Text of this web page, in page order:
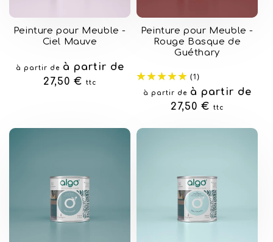
Peinture pour Meuble -
Ciel Mauve
Prix
habituel
à partir de
à partir de
27,50 €
ttc
Peinture pour Meuble -
Rouge Basque de
Guéthary
(1)
Prix
habituel
à partir de
à partir de
27,50 €
ttc